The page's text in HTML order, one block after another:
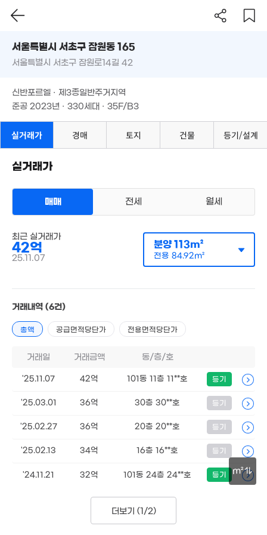
30억
105m²
아파트
113m²/전용85m²
계약일 '25. 11
25.23억
623m²
필터 매물 탐색
서울시 서초구 잠원동 165
준공 2023년 · 330세대 · 35F/B3
m²
서울특별시 서초구 잠원동 165
서울특별시 서초구 잠원로14길 42
신반포르엘 · 제3종일반주거지역
준공 2023년 · 330세대 · 35F/B3
실거래가 경매 토지 건물 등기/설계
실거래가
매매 전세 월세
최근 실거래가
42억
25.11.07
분양113m²
전용 84.92m²
거래내역 (6건)
총액 공급면적당단가 전용면적당단가
거래일 거래금액 동/층/호
'25.11.07 42억 101동 11층 11**호 등기
'25.03.01 36억 30층 30**호 등기
'25.02.27 36억 20층 20**호 등기
'25.02.13 34억 16층 16**호 등기
'24.11.21 32억 101동 24층 24**호 등기
더보기 (1/2)